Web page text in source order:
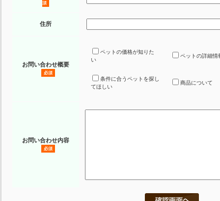
須
住所
お問い合わせ概要
必須
ペットの価格が知りた
い
ペットの詳細情
条件に合うペットを探し
てほしい
商品について
お問い合わせ内容
必須